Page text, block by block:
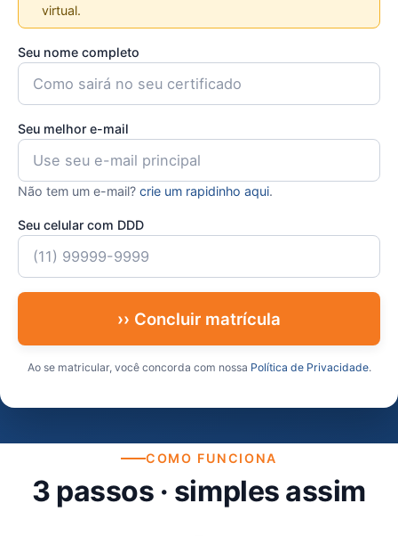
virtual.
Seu nome completo
Seu melhor e-mail
Não tem um e-mail? crie um rapidinho aqui.
Seu celular com DDD
›› Concluir matrícula
Ao se matricular, você concorda com nossa Política de Privacidade.
COMO FUNCIONA
3 passos · simples assim